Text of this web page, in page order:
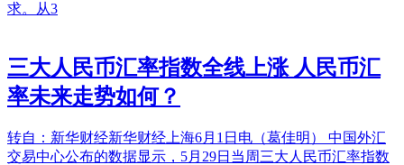
求。从3
三大人民币汇率指数全线上涨 人民币汇
率未来走势如何？
转自：新华财经新华财经上海6月1日电（葛佳明） 中国外汇
交易中心公布的数据显示，5月29日当周三大人民币汇率指数